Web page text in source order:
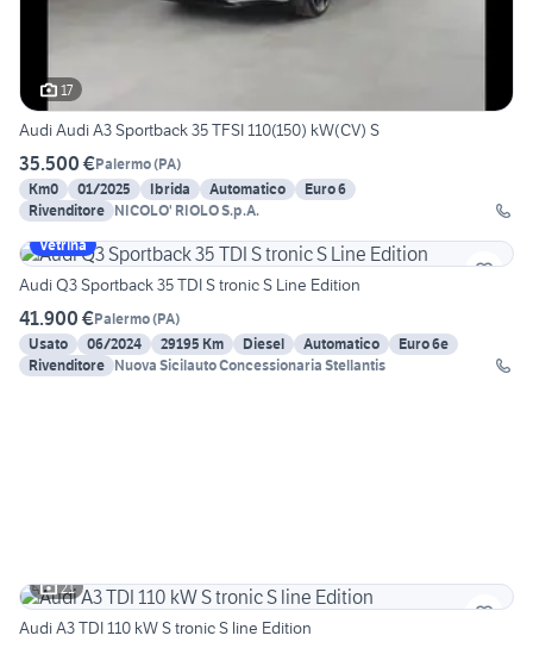
17
Audi Audi A3 Sportback 35 TFSI 110(150) kW(CV) S
35.500 €Palermo(PA)
Km0
01/2025 Ibrida Automatico
Euro 6
Rivenditore NICOLO' RIOLO S.p.A.
Vetrina
Audi Q3 Sportback 35 TDI S tronic S Line Edition
41.900 €Palermo(PA)
Usato
06/2024 29195 Km Diesel Automatico
Euro 6e
Rivenditore Nuova Sicilauto Concessionaria Stellantis
21
Audi A3 TDI 110 kW S tronic S line Edition